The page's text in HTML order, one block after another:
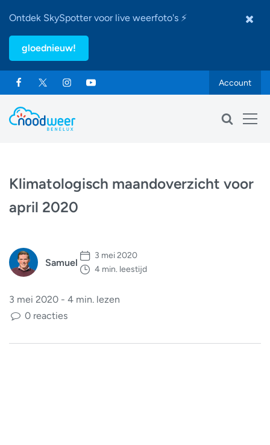
Ontdek SkySpotter voor live weerfoto's ⚡
gloednieuw!
Account
Klimatologisch maandoverzicht voor
april 2020
Samuel
3 mei 2020
4 min. leestijd
3 mei 2020 - 4 min. lezen
0 reacties